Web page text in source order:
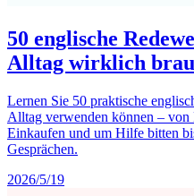
50 englische
Alltag wirklich
Lernen Sie 50 praktische
Alltag verwenden können –
Einkaufen und um Hilfe bitten
Gesprächen.
2026/5/19